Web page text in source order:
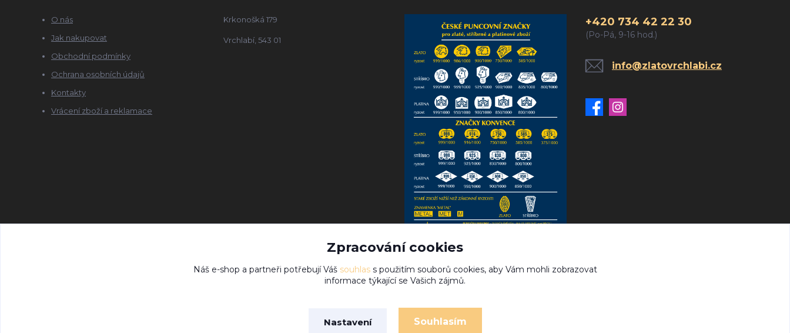
O nás
Jak nakupovat
Obchodní podmínky
Ochrana osobních údajů
Kontakty
Vrácení zboží a reklamace
Krkonošká 179
Vrchlabí, 543 01
+420 734 42 22 30
(Po-Pá, 9-16 hod.)
info@zlatovrchlabi.cz
Zpracování cookies
Náš e-shop a partneři potřebují Váš souhlass použitím souborů cookies, aby Vám mohli zobrazovat
informace týkající se Vašich zájmů.
Nastavení Souhlasím